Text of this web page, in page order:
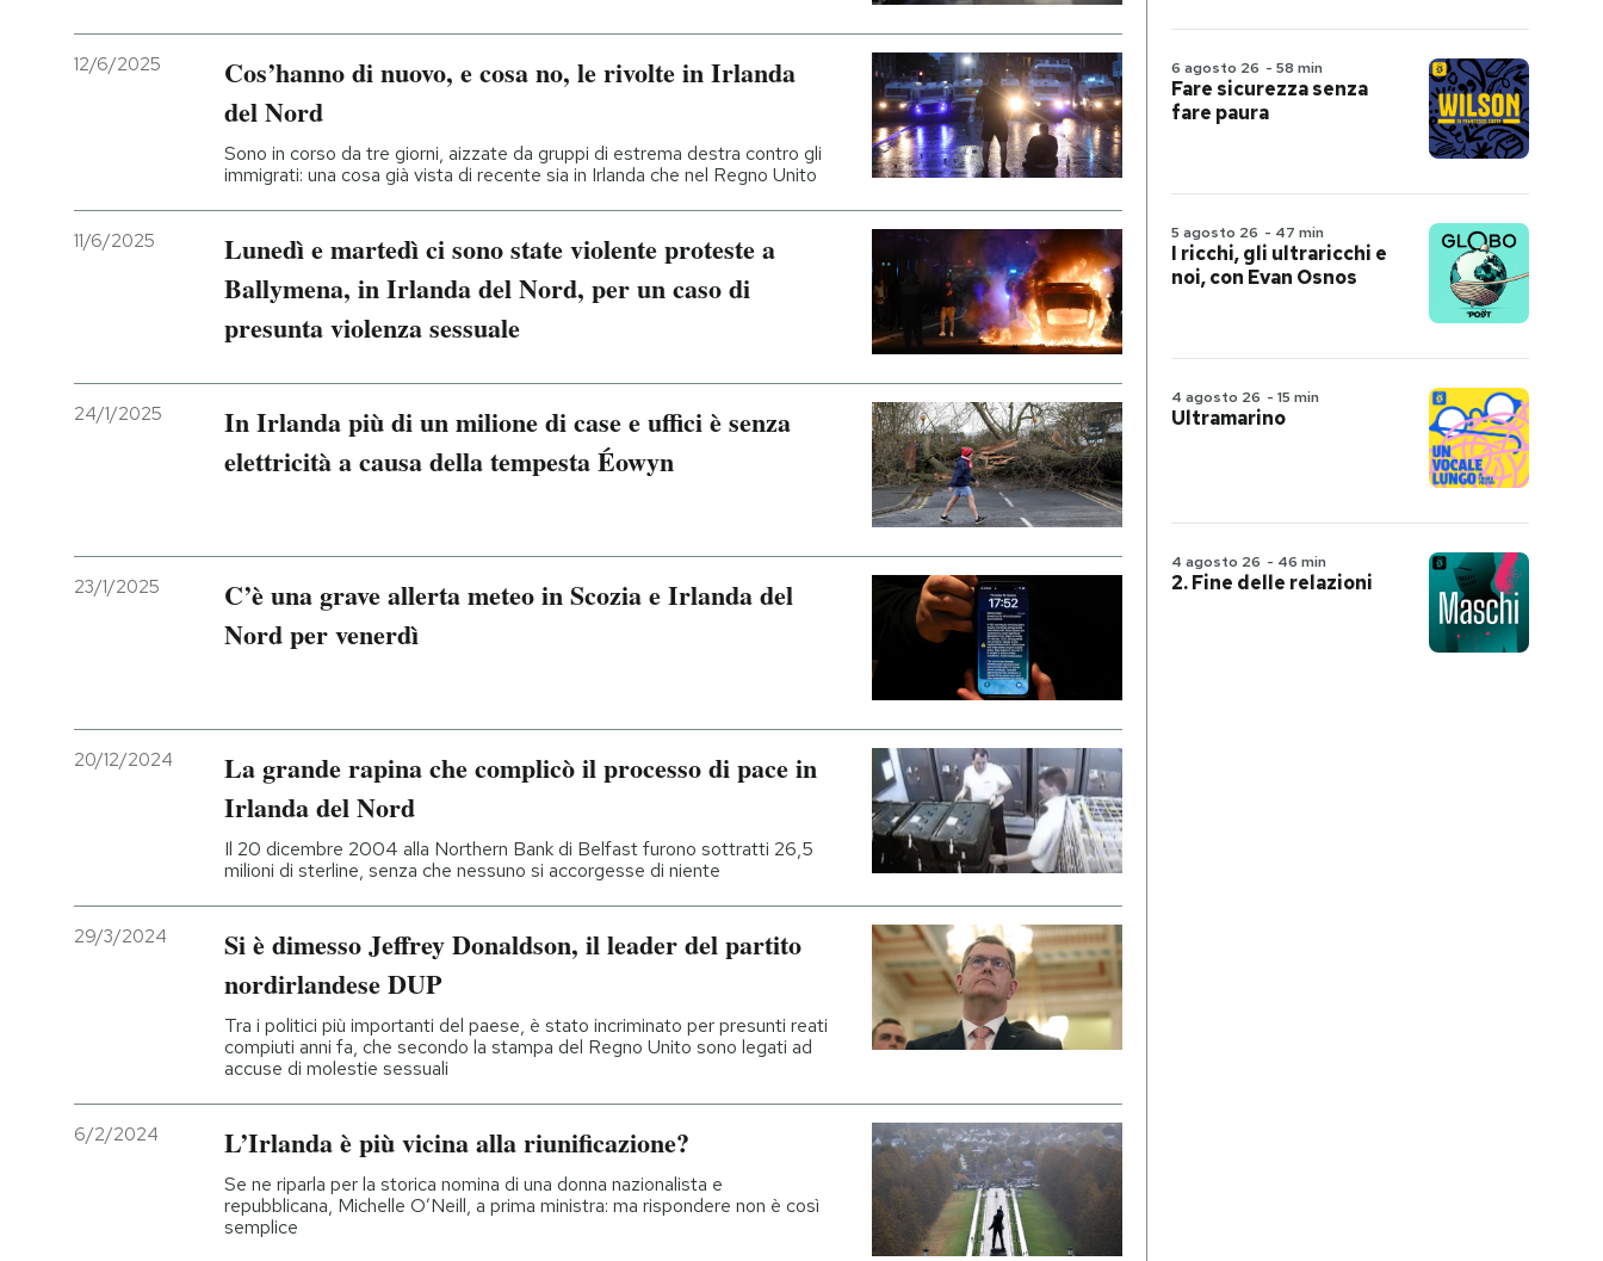
12/6/2025
Cos’hanno di nuovo, e cosa no, le rivolte in Irlanda
del Nord
Sono in corso da tre giorni, aizzate da gruppi di estrema destra contro gli
immigrati: una cosa già vista di recente sia in Irlanda che nel Regno Unito
11/6/2025
Lunedì e martedì ci sono state violente proteste a
Ballymena, in Irlanda del Nord, per un caso di
presunta violenza sessuale
24/1/2025
In Irlanda più di un milione di case e uffici è senza
elettricità a causa della tempesta Éowyn
23/1/2025
C’è una grave allerta meteo in Scozia e Irlanda del
Nord per venerdì
20/12/2024
La grande rapina che complicò il processo di pace in
Irlanda del Nord
Il 20 dicembre 2004 alla Northern Bank di Belfast furono sottratti 26,5
milioni di sterline, senza che nessuno si accorgesse di niente
29/3/2024
Si è dimesso Jeffrey Donaldson, il leader del partito
nordirlandese DUP
Tra i politici più importanti del paese, è stato incriminato per presunti reati
compiuti anni fa, che secondo la stampa del Regno Unito sono legati ad
accuse di molestie sessuali
6/2/2024 L’Irlanda è più vicina alla riunificazione?
Se ne riparla per la storica nomina di una donna nazionalista e
repubblicana, Michelle O’Neill, a prima ministra: ma rispondere non è così
semplice
6 agosto 26 - 58 min
Fare sicurezza senza
fare paura
5 agosto 26 - 47 min
I ricchi, gli ultraricchi e
noi, con Evan Osnos
4 agosto 26 - 15 min
Ultramarino
4 agosto 26 - 46 min
2. Fine delle relazioni